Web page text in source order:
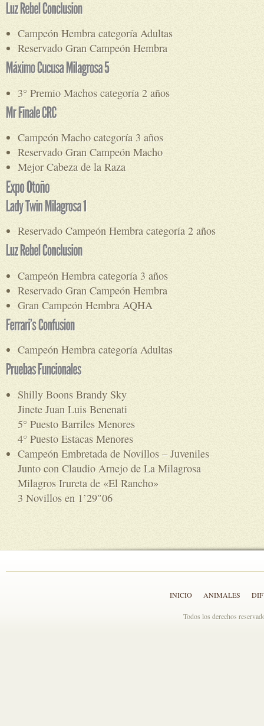
Campeón Hembra categoría Adultas
Reservado Gran Campeón Hembra
3° Premio Machos categoría 2 años
Campeón Macho categoría 3 años
Reservado Gran Campeón Macho
Mejor Cabeza de la Raza
Reservado Campeón Hembra categoría 2 años
Campeón Hembra categoría 3 años
Reservado Gran Campeón Hembra
Gran Campeón Hembra AQHA
Campeón Hembra categoría Adultas
Shilly Boons Brandy Sky
Jinete Juan Luis Benenati
5° Puesto Barriles Menores
4° Puesto Estacas Menores
Campeón Embretada de Novillos – Juveniles
Junto con Claudio Arnejo de La Milagrosa
Milagros Irureta de «El Rancho»
3 Novillos en 1’29″06
INICIO ANIMALES
Todos los derechos